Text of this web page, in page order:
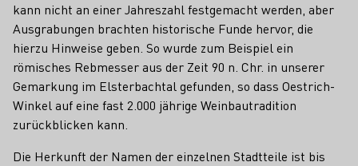
kann nicht an einer Jahreszahl festgemacht werden, aber
Ausgrabungen brachten historische Funde hervor, die
hierzu Hinweise geben. So wurde zum Beispiel ein
römisches Rebmesser aus der Zeit 90 n. Chr. in unserer
Gemarkung im Elsterbachtal gefunden, so dass Oestrich-
Winkel auf eine fast 2.000 jährige Weinbautradition
zurückblicken kann.
Die Herkunft der Namen der einzelnen Stadtteile ist bis